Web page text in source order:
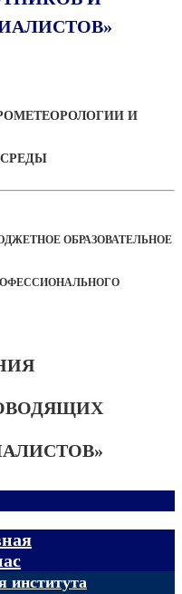
И
ОБРАЗОВАТЕЛЬНОЕ
института